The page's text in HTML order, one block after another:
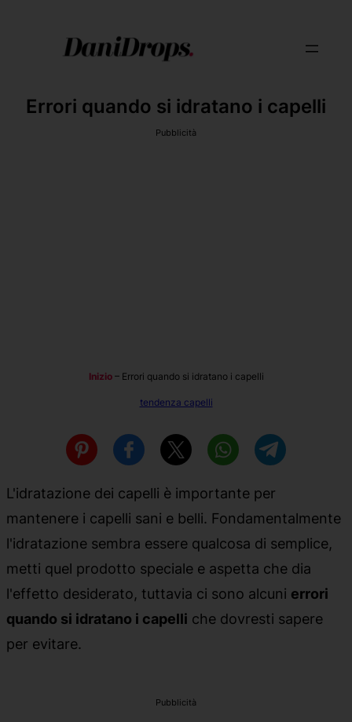
Errori quando si idratano i capelli
Pubblicità
Inizio– Errori quando si idratano i capelli
tendenza capelli
L'idratazione dei capelli è importante per
mantenere i capelli sani e belli. Fondamentalmente
l'idratazione sembra essere qualcosa di semplice,
metti quel prodotto speciale e aspetta che dia
l'effetto desiderato, tuttavia ci sono alcuni errori
quando si idratano i capelli che dovresti sapere
per evitare.
Pubblicità